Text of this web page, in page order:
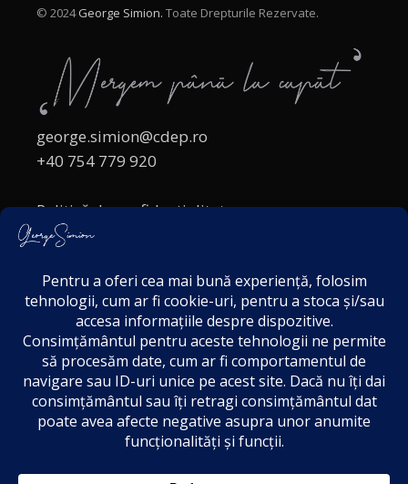
© 2024George Simion. Toate Drepturile Rezervate.
george.simion@cdep.ro
+40 754 779 920
Politică de confidențialitate
Politica cookies
Acordul de markting
Disclaimer